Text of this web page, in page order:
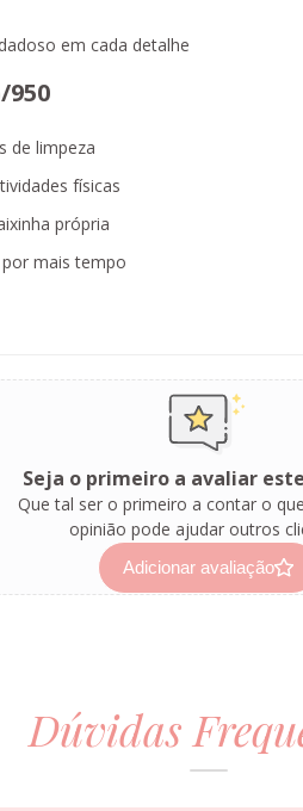
em cada detalhe
de limpeza
físicas
própria
mais tempo
Seja o primeiro a avaliar
Que tal ser o primeiro a contar o
opinião pode ajudar outros
Adicionar avaliação
Dúvidas